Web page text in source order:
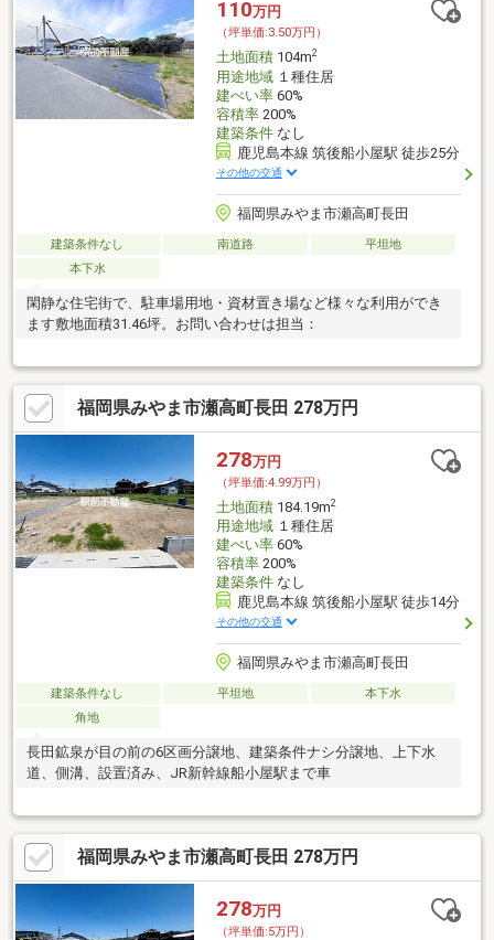
110万円
（坪単価:3.50万円）
土地面積104m2
用途地域１種住居
建ぺい率60%
容積率200%
建築条件なし
鹿児島本線 筑後船小屋駅 徒歩25分
その他の交通
福岡県みやま市瀬高町長田
建築条件なし 南道路
平坦地
本下水
閑静な住宅街で、駐車場用地・資材置き場など様々な利用ができ
ます敷地面積31.46坪。お問い合わせは担当：
福岡県みやま市瀬高町長田 278万円
278万円
（坪単価:4.99万円）
土地面積184.19m2
用途地域１種住居
建ぺい率60%
容積率200%
建築条件なし
鹿児島本線 筑後船小屋駅 徒歩14分
その他の交通
福岡県みやま市瀬高町長田
建築条件なし 平坦地
本下水
角地
長田鉱泉が目の前の6区画分譲地、建築条件ナシ分譲地、上下水
道、側溝、設置済み、JR新幹線船小屋駅まで車
福岡県みやま市瀬高町長田 278万円
278万円
（坪単価:5万円）